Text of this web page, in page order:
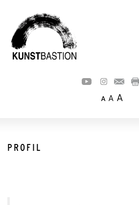
A A A
PROFIL